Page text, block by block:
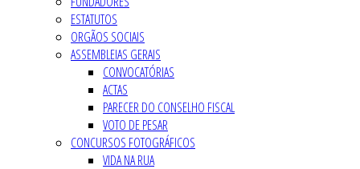
ESTATUTOS
ORGÃOS SOCIAIS
ASSEMBLEIAS GERAIS
CONVOCATÓRIAS
ACTAS
PARECER DO CONSELHO FISCAL
VOTO DE PESAR
CONCURSOS FOTOGRÁFICOS
VIDA NA RUA